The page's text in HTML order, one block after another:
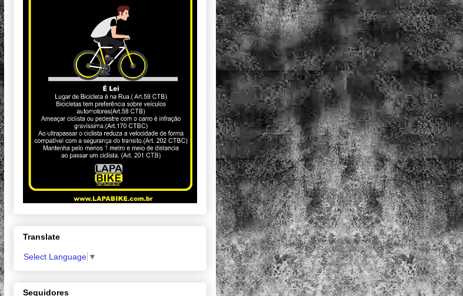
Translate
Select Language ▼
Seguidores